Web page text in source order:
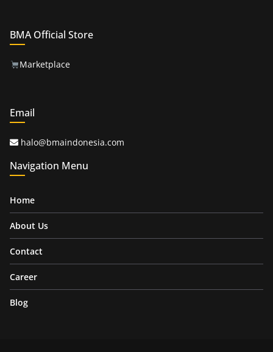
BMA Official Store
Marketplace
Email
halo@bmaindonesia.com
Navigation Menu
Home
About Us
Contact
Career
Blog